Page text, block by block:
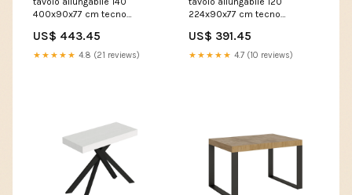
400x90x77 cm tecno
306973 A1-4XLNEW010815
US$ 443.45
★★★★★ 4.8 (21 reviews)
224x90x77 cm tecno
telaio antracite 306994
5914052
US$ 391.45
★★★★★ 4.7 (10 reviews)